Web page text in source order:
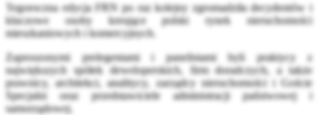
Tegoroczna edycja FRN po raz kolejny zgromadziła decydentów i
kluczowe osoby kreujące polski rynek nieruchomości
mieszkaniowych i komercyjnych.
Zaproszonymi prelegentami i panelistami byli praktycy z
największych spółek deweloperskich, firm doradczych, a także
prawnicy, architekci, analitycy, zarządcy nieruchomości i Goście
Specjalni oraz przedstawiciele administracji państwowej i
samorządowej.